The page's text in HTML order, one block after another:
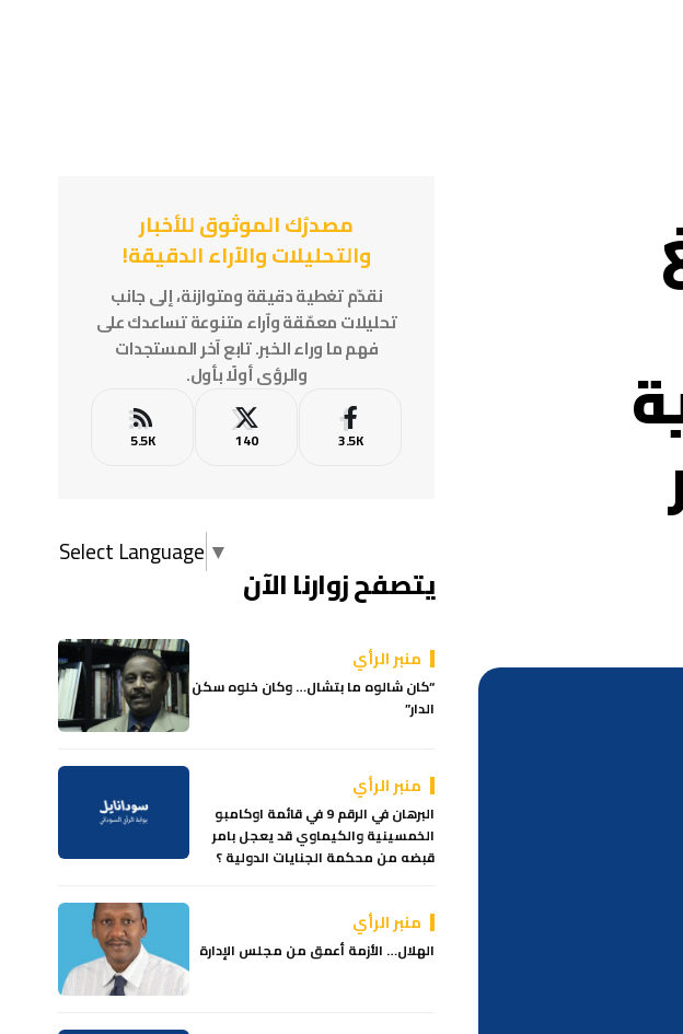
مصدرُك الموثوق للأخبار
والتحليلات والآراء الدقيقة!
نقدّم تغطية دقيقة ومتوازنة، إلى جانب
تحليلات معمّقة وآراء متنوعة تساعدك على
فهم ما وراء الخبر. تابع آخر المستجدات
والرؤى أولًا بأول.
3.5K
140
5.5K
Select Language ▼
يتصفح زوارنا الآن
منبر الرأي
“كان شالوه ما بتشال… وكان خلوه سكن
الدار”
منبر الرأي
البرهان في الرقم 9 في قائمة اوكامبو
الخمسينية والكيماوي قد يعجل بامر
قبضه من محكمة الجنايات الدولية ؟
منبر الرأي
الهلال… الأزمة أعمق من مجلس الإدارة